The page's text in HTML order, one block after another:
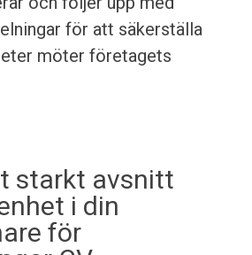
för att säkerställa
möter företagets
starkt avsnitt
i din
för